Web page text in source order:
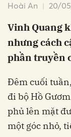
Hoài An 20/
Vinh Quang
nhưng cách
phần truyền
Đêm cuối
đi bộ Hồ
phủ lên mặt
một góc nhỏ,